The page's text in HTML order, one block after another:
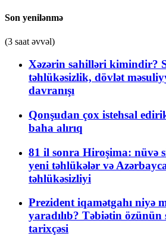
Son yenilənmə
(3 saat əvvəl)
Xəzərin sahilləri kimindir?
təhlükəsizlik, dövlət
davranışı
Qonşudan çox istehsal
baha alırıq
81 il sonra Hiroşima: nüvə
yeni təhlükələr və
təhlükəsizliyi
Prezident iqamətgahı niyə
yaradılıb? Təbiətin
tarixçəsi